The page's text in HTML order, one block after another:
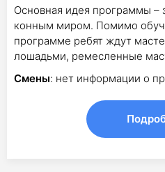
Основная идея программы –
конным миром. Помимо
программе ребят ждут
лошадьми, ремесленные
Смены: нет информации о